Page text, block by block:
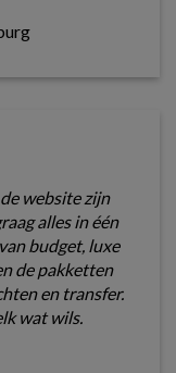
website zijn
alles in één
budget, luxe
de pakketten
en transfer.
wat wils.